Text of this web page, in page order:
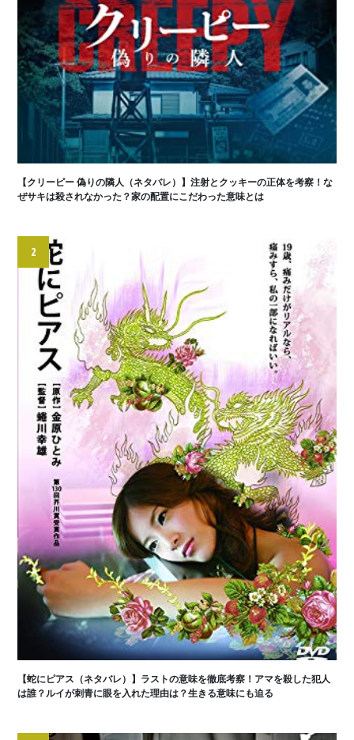
【クリーピー 偽りの隣人（ネタバレ）】注射とクッキーの正体を考察！な
ぜサキは殺されなかった？家の配置にこだわった意味とは
2
【蛇にピアス（ネタバレ）】ラストの意味を徹底考察！アマを殺した犯人
は誰？ルイが刺青に眼を入れた理由は？生きる意味にも迫る